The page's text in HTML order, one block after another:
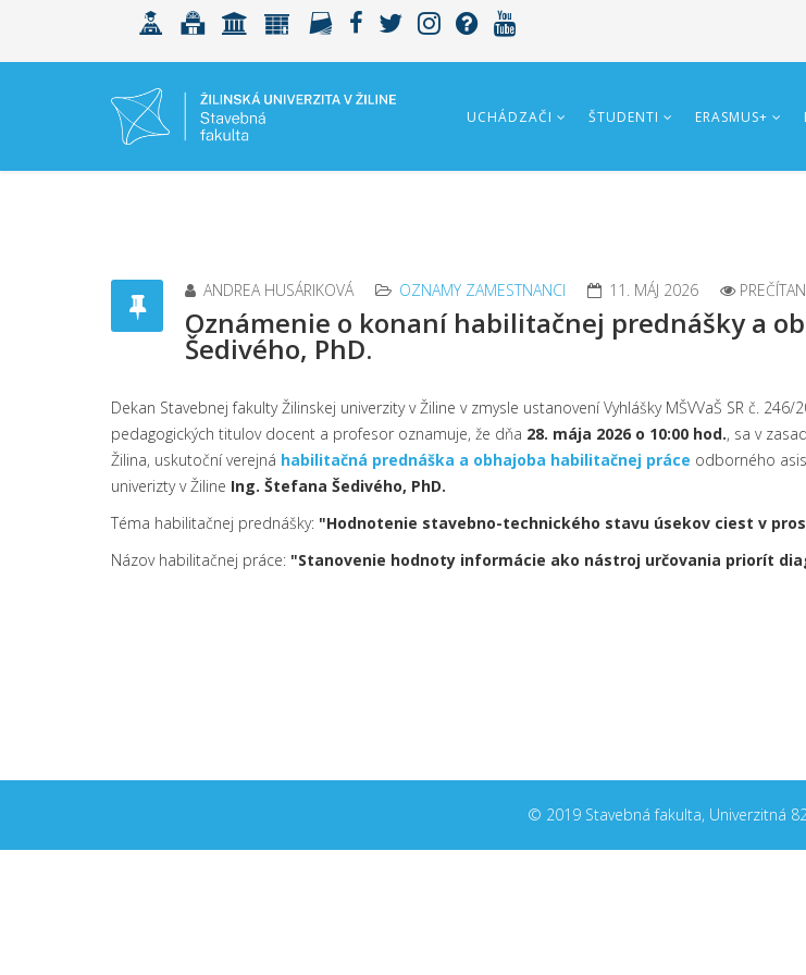
UCHÁDZAČI ŠTUDENTI ERASMUS+
ANDREA HUSÁRIKOVÁ OZNAMY ZAMESTNANCI 11. MÁJ 2026
Oznámenie o konaní habilitačnej prednášky a
Šedivého, PhD.
Dekan Stavebnej fakulty Žilinskej univerzity v Žiline v zmysle ustanovení Vyhlášky MŠVVaŠ SR č.
pedagogických titulov docent a profesor oznamuje, že dňa 28. mája 2026 o 10:00 hod., sa v
Žilina, uskutoční verejná habilitačná prednáška a obhajoba habilitačnej práce odborného
univerizty v Žiline Ing. Štefana Šedivého, PhD.
Téma habilitačnej prednášky: "Hodnotenie stavebno-technického stavu úsekov ciest v
Názov habilitačnej práce: "Stanovenie hodnoty informácie ako nástroj určovania priorít
© 2019 Stavebná fakulta, Univerzitná